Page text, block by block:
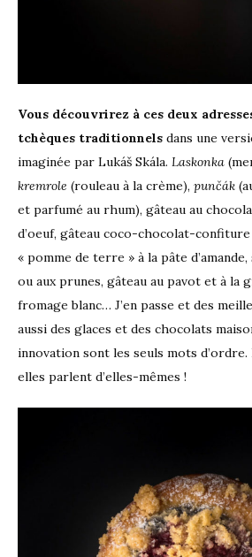
Vous découvrirez à ces deux
tchèques traditionnels dans une
imaginée par Lukáš Skála. Laskonka
kremrole (rouleau à la crème), punčák
et parfumé au rhum), gâteau au
d’oeuf, gâteau coco-chocolat-
« pomme de terre » à la pâte
ou aux prunes, gâteau au pavot et à la
fromage blanc… J’en passe et des
aussi des glaces et des chocolats
innovation sont les seuls mots
elles parlent d’elles-mêmes !